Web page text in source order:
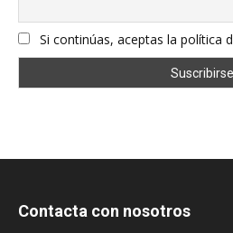
Si continúas, aceptas la política
Contacta con nosotros